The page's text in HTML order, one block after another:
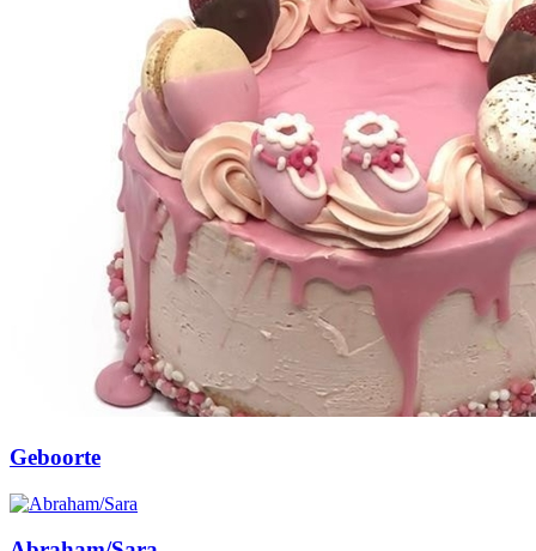
Geboorte